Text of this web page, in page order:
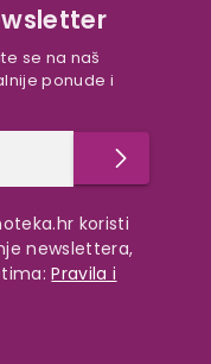
se na naš
ponude i
koristi
newslettera,
Pravila i